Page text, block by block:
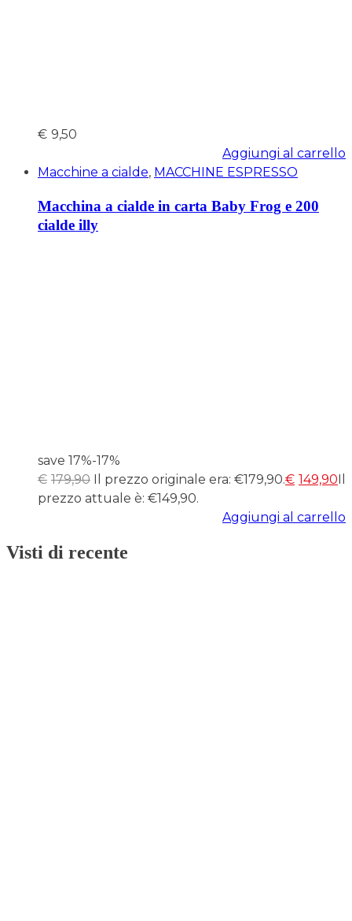
€ 9,50
Aggiungi al carrello
Macchine a cialde, MACCHINE ESPRESSO
Macchina a cialde in carta Baby Frog e 200
cialde illy
save 17%-17%
€ 179,90 Il prezzo originale era: €179,90.€ 149,90
prezzo attuale è: €149,90.
Aggiungi al carrello
Visti di recente